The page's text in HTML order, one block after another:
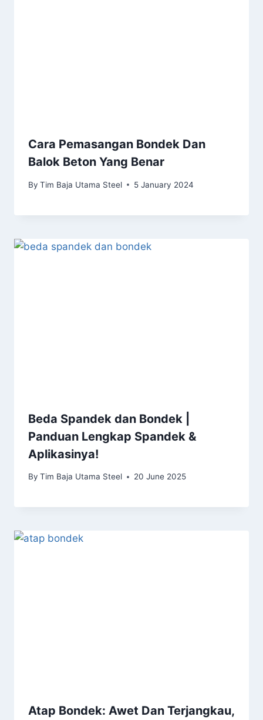
Cara Pemasangan Bondek Dan
Balok Beton Yang Benar
By Tim Baja Utama Steel 5 January 2024
Beda Spandek dan Bondek |
Panduan Lengkap Spandek &
Aplikasinya!
By Tim Baja Utama Steel 20 June 2025
Atap Bondek: Awet Dan Terjangkau,